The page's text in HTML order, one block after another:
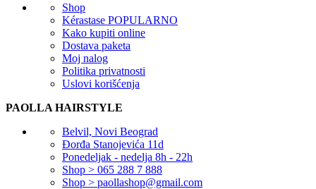
Shop
Kérastase POPULARNO
Kako kupiti online
Dostava paketa
Moj nalog
Politika privatnosti
Uslovi korišćenja
PAOLLA HAIRSTYLE
Belvil, Novi Beograd
Đorđa Stanojevića 11d
Ponedeljak - nedelja 8h - 22h
Shop > 065 288 7 888
Shop > paollashop@gmail.com